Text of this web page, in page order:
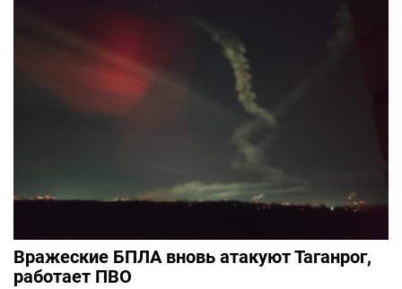
Вражеские БПЛА вновь атакуют Таганрог,
работает ПВО